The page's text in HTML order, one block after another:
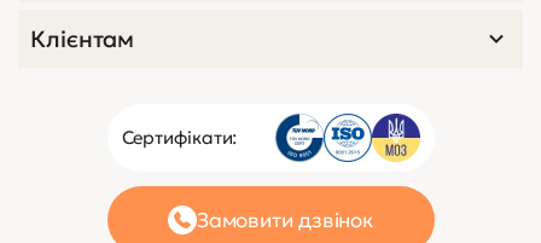
Сертифікати:
Замовити дзвінок
Клієнтам